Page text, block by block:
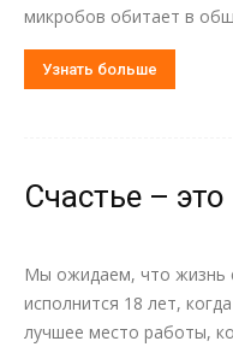
микробов обитает в
Узнать больше
Счастье – это
Мы ожидаем, что жизнь
исполнится 18 лет,
лучшее место работы,